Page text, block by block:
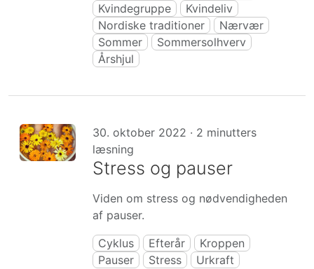
Kvindegruppe
Kvindeliv
Nordiske traditioner
Nærvær
Sommer
Sommersolhverv
Årshjul
30. oktober 2022 · 2 minutters
læsning
Stress og pauser
Viden om stress og nødvendigheden
af pauser.
Cyklus
Efterår
Kroppen
Pauser
Stress Urkraft